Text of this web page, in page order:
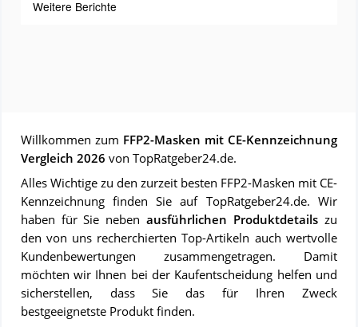
Weitere Berichte
Willkommen zum FFP2-Masken mit CE-Kennzeichnung
Vergleich 2026 von TopRatgeber24.de.
Alles Wichtige zu den zurzeit besten FFP2-Masken mit CE-
Kennzeichnung finden Sie auf TopRatgeber24.de. Wir
haben für Sie nebenausführlichen Produktdetails zu
den von uns recherchierten Top-Artikeln auch wertvolle
Kundenbewertungen zusammengetragen. Damit
möchten wir Ihnen bei der Kaufentscheidung helfen und
sicherstellen, dass Sie das für Ihren Zweck
bestgeeignetste Produkt finden.